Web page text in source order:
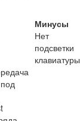
Минусы
Нет
подсветки
клавиатуры